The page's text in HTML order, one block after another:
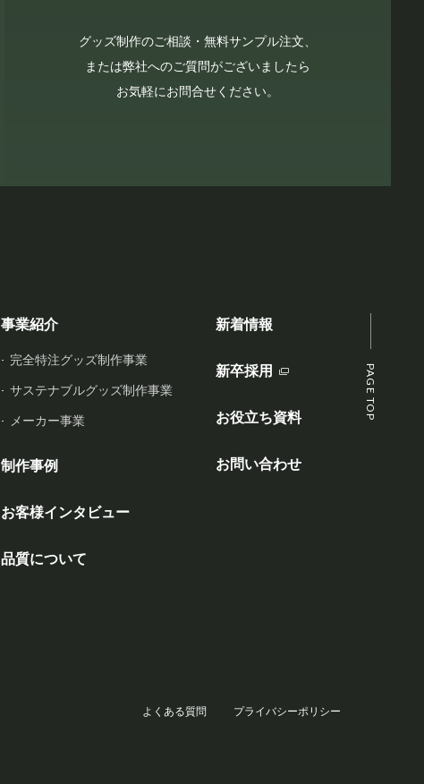
グッズ制作のご相談・無料サンプル注文、
または弊社へのご質問がございましたら
お気軽にお問合せください。
PAGE TOP
事業紹介
完全特注グッズ制作事業
サステナブルグッズ制作事業
メーカー事業
制作事例
お客様インタビュー
品質について
新着情報
新卒採用
お役立ち資料
お問い合わせ
よくある質問 プライバシーポリシー